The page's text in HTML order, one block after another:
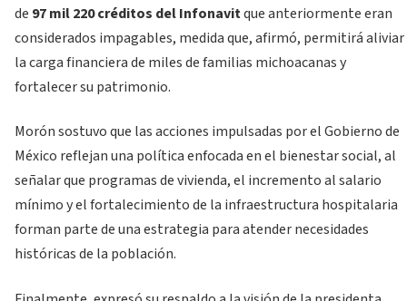
de 97 mil 220 créditos del Infonavitque anteriormente eran
considerados impagables, medida que, afirmó, permitirá aliviar
la carga financiera de miles de familias michoacanas y
fortalecer su patrimonio.
Morón sostuvo que las acciones impulsadas por el Gobierno de
México reflejan una política enfocada en el bienestar social, al
señalar que programas de vivienda, el incremento al salario
mínimo y el fortalecimiento de la infraestructura hospitalaria
forman parte de una estrategia para atender necesidades
históricas de la población.